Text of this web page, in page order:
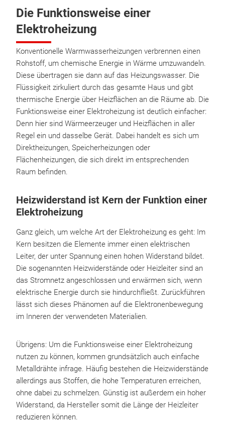
Die Funktionsweise einer
Elektroheizung
Konventionelle Warmwasserheizungen verbrennen einen
Rohstoff, um chemische Energie in Wärme umzuwandeln.
Diese übertragen sie dann auf das Heizungswasser. Die
Flüssigkeit zirkuliert durch das gesamte Haus und gibt
thermische Energie über Heizflächen an die Räume ab. Die
Funktionsweise einer Elektroheizung ist deutlich einfacher:
Denn hier sind Wärmeerzeuger und Heizflächen in aller
Regel ein und dasselbe Gerät. Dabei handelt es sich um
Direktheizungen, Speicherheizungen oder
Flächenheizungen, die sich direkt im entsprechenden
Raum befinden.
Heizwiderstand ist Kern der Funktion einer
Elektroheizung
Ganz gleich, um welche Art der Elektroheizung es geht: Im
Kern besitzen die Elemente immer einen elektrischen
Leiter, der unter Spannung einen hohen Widerstand bildet.
Die sogenannten Heizwiderstände oder Heizleiter sind an
das Stromnetz angeschlossen und erwärmen sich, wenn
elektrische Energie durch sie hindurchfließt. Zurückführen
lässt sich dieses Phänomen auf die Elektronenbewegung
im Inneren der verwendeten Materialien.
Übrigens: Um die Funktionsweise einer Elektroheizung
nutzen zu können, kommen grundsätzlich auch einfache
Metalldrähte infrage. Häufig bestehen die Heizwiderstände
allerdings aus Stoffen, die hohe Temperaturen erreichen,
ohne dabei zu schmelzen. Günstig ist außerdem ein hoher
Widerstand, da Hersteller somit die Länge der Heizleiter
reduzieren können.